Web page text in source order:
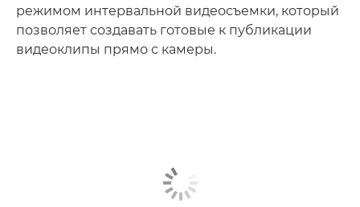
режимом интервальной видеосъемки, который
позволяет создавать готовые к публикации
видеоклипы прямо с камеры.